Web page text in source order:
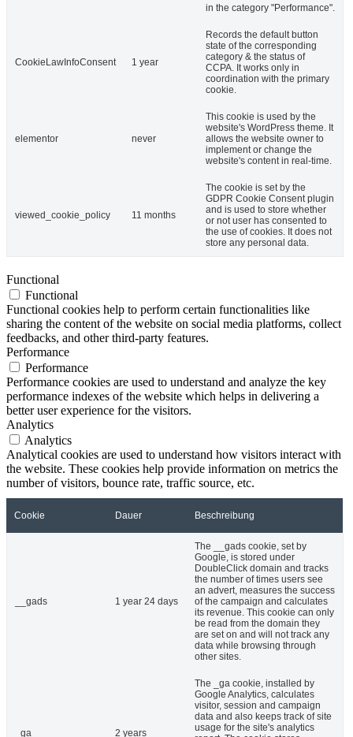
in the category "Performance".
CookieLawInfoConsent 1 year
Records the default button
state of the corresponding
category & the status of
CCPA. It works only in
coordination with the primary
cookie.
elementor never
This cookie is used by the
website's WordPress theme. It
allows the website owner to
implement or change the
website's content in real-time.
viewed_cookie_policy 11 months
The cookie is set by the
GDPR Cookie Consent plugin
and is used to store whether
or not user has consented to
the use of cookies. It does not
store any personal data.
Functional
Functional
Functional cookies help to perform certain functionalities like
sharing the content of the website on social media platforms, collect
feedbacks, and other third-party features.
Performance
Performance
Performance cookies are used to understand and analyze the key
performance indexes of the website which helps in delivering a
better user experience for the visitors.
Analytics
Analytics
Analytical cookies are used to understand how visitors interact with
the website. These cookies help provide information on metrics the
number of visitors, bounce rate, traffic source, etc.
Cookie Dauer Beschreibung
__gads 1 year 24 days
The __gads cookie, set by
Google, is stored under
DoubleClick domain and tracks
the number of times users see
an advert, measures the success
of the campaign and calculates
its revenue. This cookie can only
be read from the domain they
are set on and will not track any
data while browsing through
other sites.
_ga 2 years
The _ga cookie, installed by
Google Analytics, calculates
visitor, session and campaign
data and also keeps track of site
usage for the site's analytics